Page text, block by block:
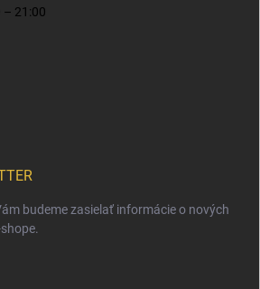
– 21:00
budeme zasielať informácie o nových